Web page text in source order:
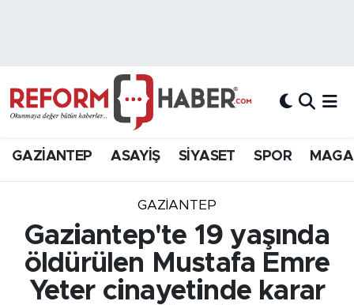
GAZİANTEP ASAYİŞ SİYASET SPOR
GAZIANTEP
Gaziantep'te 19 yaşında
öldürülen Mustafa Emre
Yeter cinayetinde karar
Hava Durumu
Süper Lig Puan Durumu ve Fikstür
Tüm Manşetler
Son Dakika Haberleri
Haber Arşivi